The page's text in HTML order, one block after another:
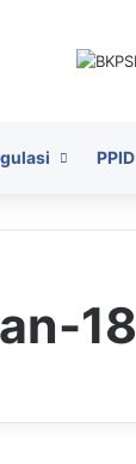
PPID